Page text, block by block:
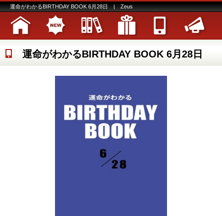
運命がわかるBIRTHDAY BOOK 6月28日 | Zeus
運命がわかるBIRTHDAY BOOK 6月28日